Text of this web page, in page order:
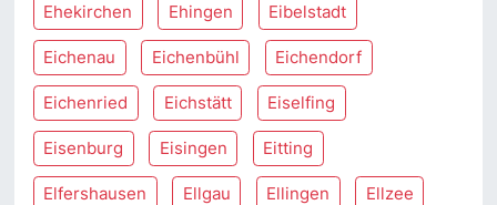
Ehekirchen Ehingen Eibelstadt
Eichenau Eichenbühl Eichendorf
Eichenried Eichstätt Eiselfing
Eisenburg Eisingen Eitting
Elfershausen Ellgau Ellingen Ellzee